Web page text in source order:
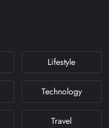
Lifestyle
Technology
Travel